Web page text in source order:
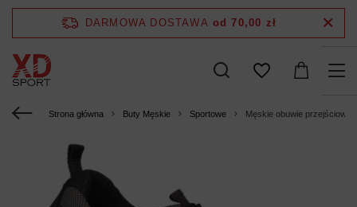
DARMOWA DOSTAWA od 70,00 zł
Strona główna Buty Męskie Sportowe Męskie obuwie przejściowe